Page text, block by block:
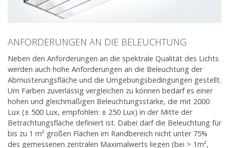
ANFORDERUNGEN AN DIE BELEUCHTUNG
Neben den Anforderungen an die spektrale Qualität des Lichts
werden auch hohe Anforderungen an die Beleuchtung der
Abmusterungsfläche und die Umgebungsbedingungen gestellt.
Um Farben zuverlässig vergleichen zu können bedarf es einer
hohen und gleichmäßigen Beleuchtungsstärke, die mit 2000
Lux (± 500 Lux, empfohlen: ± 250 Lux) in der Mitte der
Betrachtungsfläche definiert ist. Dabei darf die Beleuchtung für
bis zu 1 m² großen Flächen im Randbereich nicht unter 75%
des gemessenen zentralen Maximalwerts liegen (bei > 1m²,